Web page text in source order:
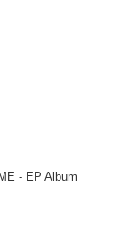
- EP Album